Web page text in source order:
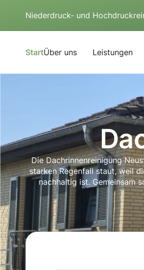
Niederdruck- und
StartÜber uns Leistungen
Die Dachrinnenreinigung
starken Regenfall staut, weil
nachhaltig ist. Gemeinsam